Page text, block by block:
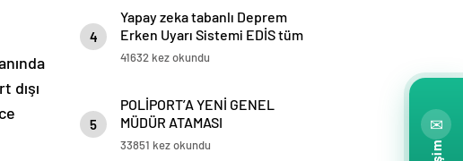
dışı
4
Yapay zeka tabanlı Deprem
Erken Uyarı Sistemi EDİS tüm
Marmara’da kullanılmaya
41632 kez okundu
5
POLİPORT’A YENİ GENEL
MÜDÜR ATAMASI
33851 kez okundu
✉